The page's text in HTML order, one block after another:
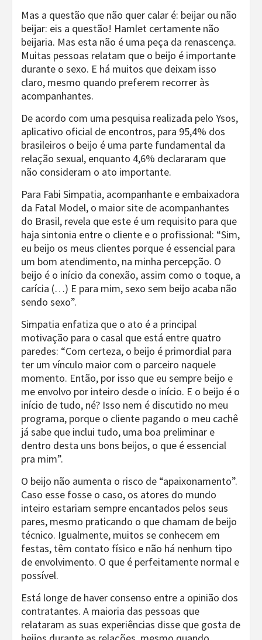
Mas a questão que não quer calar é: beijar ou não
beijar: eis a questão! Hamlet certamente não
beijaria. Mas esta não é uma peça da renascença.
Muitas pessoas relatam que o beijo é importante
durante o sexo. E há muitos que deixam isso
claro, mesmo quando preferem recorrer às
acompanhantes.
De acordo com uma pesquisa realizada pelo Ysos,
aplicativo oficial de encontros, para 95,4% dos
brasileiros o beijo é uma parte fundamental da
relação sexual, enquanto 4,6% declararam que
não consideram o ato importante.
Para Fabi Simpatia, acompanhante e embaixadora
da Fatal Model, o maior site de acompanhantes
do Brasil, revela que este é um requisito para que
haja sintonia entre o cliente e o profissional: “Sim,
eu beijo os meus clientes porque é essencial para
um bom atendimento, na minha percepção. O
beijo é o início da conexão, assim como o toque, a
carícia (…) E para mim, sexo sem beijo acaba não
sendo sexo”.
Simpatia enfatiza que o ato é a principal
motivação para o casal que está entre quatro
paredes: “Com certeza, o beijo é primordial para
ter um vínculo maior com o parceiro naquele
momento. Então, por isso que eu sempre beijo e
me envolvo por inteiro desde o início. E o beijo é o
início de tudo, né? Isso nem é discutido no meu
programa, porque o cliente pagando o meu cachê
já sabe que inclui tudo, uma boa preliminar e
dentro desta uns bons beijos, o que é essencial
pra mim”.
O beijo não aumenta o risco de “apaixonamento”.
Caso esse fosse o caso, os atores do mundo
inteiro estariam sempre encantados pelos seus
pares, mesmo praticando o que chamam de beijo
técnico. Igualmente, muitos se conhecem em
festas, têm contato físico e não há nenhum tipo
de envolvimento. O que é perfeitamente normal e
possível.
Está longe de haver consenso entre a opinião dos
contratantes. A maioria das pessoas que
relataram as suas experiências disse que gosta de